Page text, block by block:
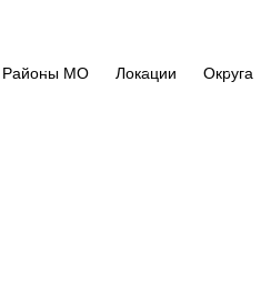
Районы МО Локации Округа